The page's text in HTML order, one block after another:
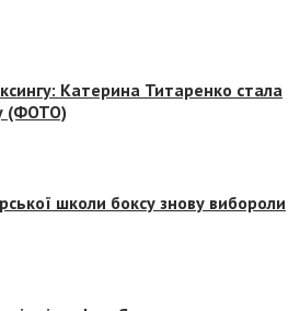
Катерина Титаренко стала
(ФОТО)
школи боксу знову вибороли